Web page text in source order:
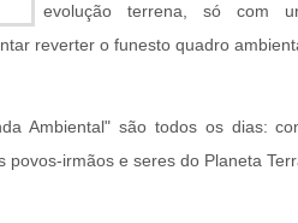
evolução terrena, só com
reverter o funesto quadro
Ambiental" são todos os dias:
irmãos e seres do Planeta